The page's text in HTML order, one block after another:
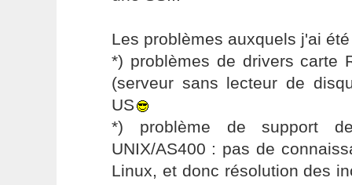
Les problèmes auxquels j'ai
*) problèmes de drivers carte
(serveur sans lecteur de
US
*) problème de support
UNIX/AS400 : pas de
Linux, et donc résolution des